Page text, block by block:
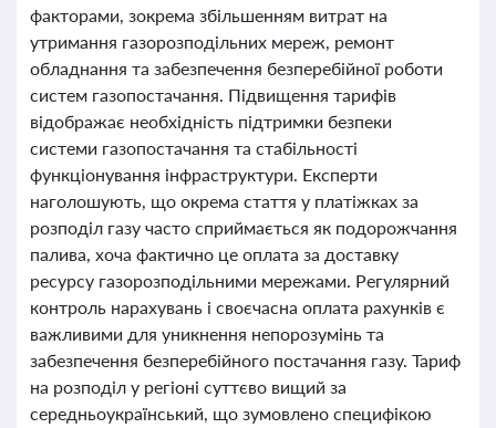
факторами, зокрема збільшенням витрат на
утримання газорозподільних мереж, ремонт
обладнання та забезпечення безперебійної роботи
систем газопостачання. Підвищення тарифів
відображає необхідність підтримки безпеки
системи газопостачання та стабільності
функціонування інфраструктури. Експерти
наголошують, що окрема стаття у платіжках за
розподіл газу часто сприймається як подорожчання
палива, хоча фактично це оплата за доставку
ресурсу газорозподільними мережами. Регулярний
контроль нарахувань і своєчасна оплата рахунків є
важливими для уникнення непорозумінь та
забезпечення безперебійного постачання газу. Тариф
на розподіл у регіоні суттєво вищий за
середньоукраїнський, що зумовлено специфікою